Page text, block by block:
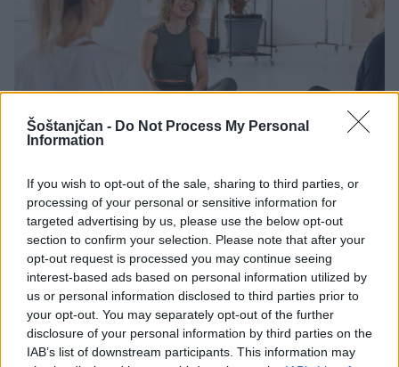
Šoštanjčan - Do Not Process My Personal
Information
If you wish to opt-out of the sale, sharing to third parties, or
processing of your personal or sensitive information for
targeted advertising by us, please use the below opt-out
section to confirm your selection. Please note that after your
opt-out request is processed you may continue seeing
interest-based ads based on personal information utilized by
us or personal information disclosed to third parties prior to
your opt-out. You may separately opt-out of the further
disclosure of your personal information by third parties on the
IAB’s list of downstream participants. This information may
3. V skupini je lažje: moč motivacije in podpore
Skupinska vadbaponuja strukturo, strokovno vodenje
in dragoceno socialno interakcijo. Težje je odpovedati,
če npr. veš, si dogovorjena s prijateljico, in da si del
skupnosti. Priporočamo skupinske vodene vadbe, ki
vam nudijo strokovno vodenje in motivacijo. Ta
možnost je primerna tudi za starejše, ki potrebujejo
več skrbnega vodenja in občutka varnosti.